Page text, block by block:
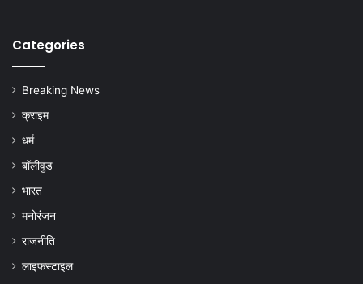
Categories
Breaking News
क्राइम
धर्म
बॉलीवुड
भारत
मनोरंजन
राजनीति
लाइफस्टाइल